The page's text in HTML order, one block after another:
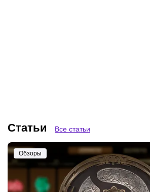
Статьи Все статьи
Обзоры